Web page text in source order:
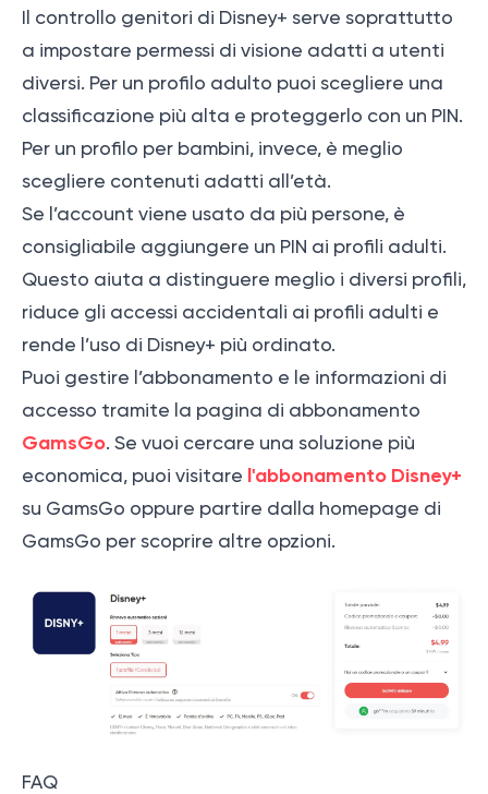
Il controllo genitori di Disney+ serve soprattutto
a impostare permessi di visione adatti a utenti
diversi. Per un profilo adulto puoi scegliere una
classificazione più alta e proteggerlo con un PIN.
Per un profilo per bambini, invece, è meglio
scegliere contenuti adatti all’età.
Se l’account viene usato da più persone, è
consigliabile aggiungere un PIN ai profili adulti.
Questo aiuta a distinguere meglio i diversi profili,
riduce gli accessi accidentali ai profili adulti e
rende l’uso di Disney+ più ordinato.
Puoi gestire l’abbonamento e le informazioni di
accesso tramite la pagina di abbonamento
GamsGo. Se vuoi cercare una soluzione più
economica, puoi visitare l'abbonamento Disney+
su GamsGo oppure partire dalla homepage di
GamsGo per scoprire altre opzioni.
FAQ